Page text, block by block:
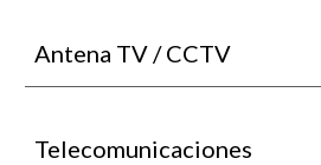
Antena TV / CCTV
Telecomunicaciones